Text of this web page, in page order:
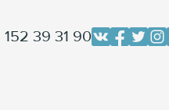
152 39 31 90